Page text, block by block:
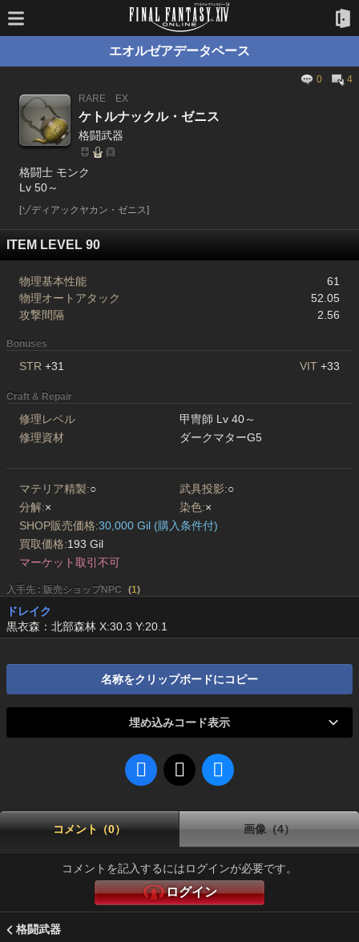
エオルゼアデータベース
0
4
RARE
EX
ケトルナックル・ゼニス
格闘武器
格闘士 モンク
Lv 50～
[ゾディアックヤカン・ゼニス]
ITEM LEVEL 90
物理基本性能
61
物理オートアタック
52.05
攻撃間隔
2.56
Bonuses
STR +31 VIT +33
Craft & Repair
修理レベル
甲冑師 Lv 40～
修理資材
ダークマターG5
マテリア精製:○ 武具投影:○
分解:× 染色:×
SHOP販売価格:30,000 Gil (購入条件付)
買取価格:193 Gil
マーケット取引不可
入手先 : 販売ショップNPC (1)
ドレイク
黒衣森：北部森林 X:30.3 Y:20.1
名称をクリップボードにコピー
埋め込みコード表示
コメント（0） 画像（4）
コメントを記入するにはログインが必要です。
ログイン
格闘武器